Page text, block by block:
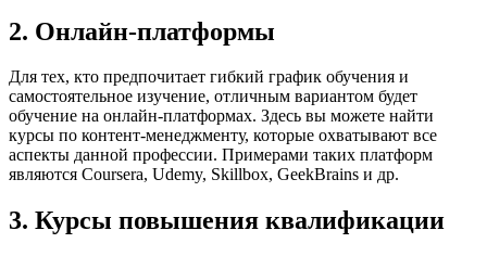
2. Онлайн-платформы
Для тех, кто предпочитает гибкий график обучения и
самостоятельное изучение, отличным вариантом будет
обучение на онлайн-платформах. Здесь вы можете найти
курсы по контент-менеджменту, которые охватывают все
аспекты данной профессии. Примерами таких платформ
являются Coursera, Udemy, Skillbox, GeekBrains и др.
3. Курсы повышения квалификации